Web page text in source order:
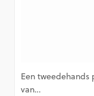
Een
van…